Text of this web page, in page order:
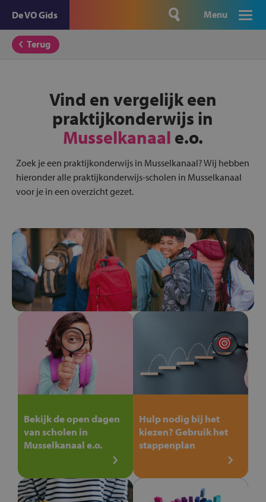
De VO Gids Menu
Terug
Vind en vergelijk een
praktijkonderwijs in
Musselkanaal e.o.
Zoek je een praktijkonderwijs in Musselkanaal? Wij hebben
hieronder alle praktijkonderwijs-scholen in Musselkanaal
voor je in een overzicht gezet.
Bekijk de open dagen
van scholen in
Musselkanaal e.o.
Hulp nodig bij het
kiezen? Gebruik het
stappenplan